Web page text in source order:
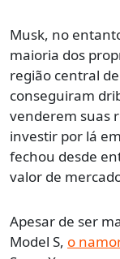
Musk, no
maioria dos
região central
conseguiram
venderem suas
investir por lá
fechou desde
valor de
Apesar de ser
Model S, o